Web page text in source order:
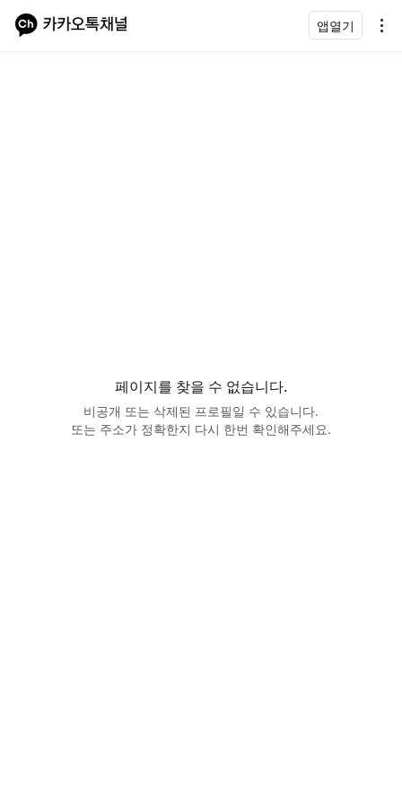
앱열기
페이지를 찾을 수 없습니다.
비공개 또는 삭제된 프로필일 수 있습니다.
또는 주소가 정확한지 다시 한번 확인해주세요.